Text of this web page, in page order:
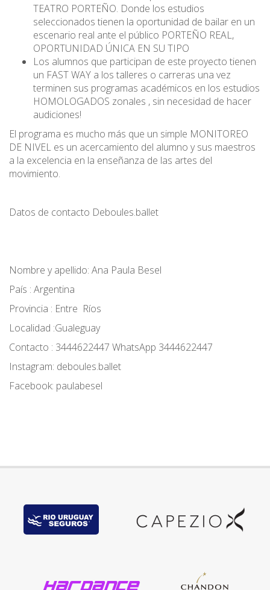
TEATRO PORTEÑO. Donde los estudios
seleccionados tienen la oportunidad de bailar en un
escenario real ante el público PORTEÑO REAL,
OPORTUNIDAD ÚNICA EN SU TIPO
Los alumnos que participan de este proyecto tienen
un FAST WAY a los talleres o carreras una vez
terminen sus programas académicos en los estudios
HOMOLOGADOS zonales , sin necesidad de hacer
audiciones!
El programa es mucho más que un simple MONITOREO
DE NIVEL es un acercamiento del alumno y sus maestros
a la excelencia en la enseñanza de las artes del
movimiento.
Datos de contacto Deboules.ballet
Nombre y apellido: Ana Paula Besel
País : Argentina
Provincia : Entre Ríos
Localidad :Gualeguay
Contacto : 3444622447 WhatsApp 3444622447
Instagram: deboules.ballet
Facebook: paulabesel